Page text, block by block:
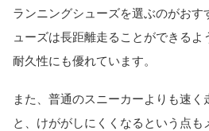
ランニングシューズを選ぶのがおす
ューズは長距離走ることができるよ
耐久性にも優れています。
また、普通のスニーカーよりも速く
と、けががしにくくなるという点